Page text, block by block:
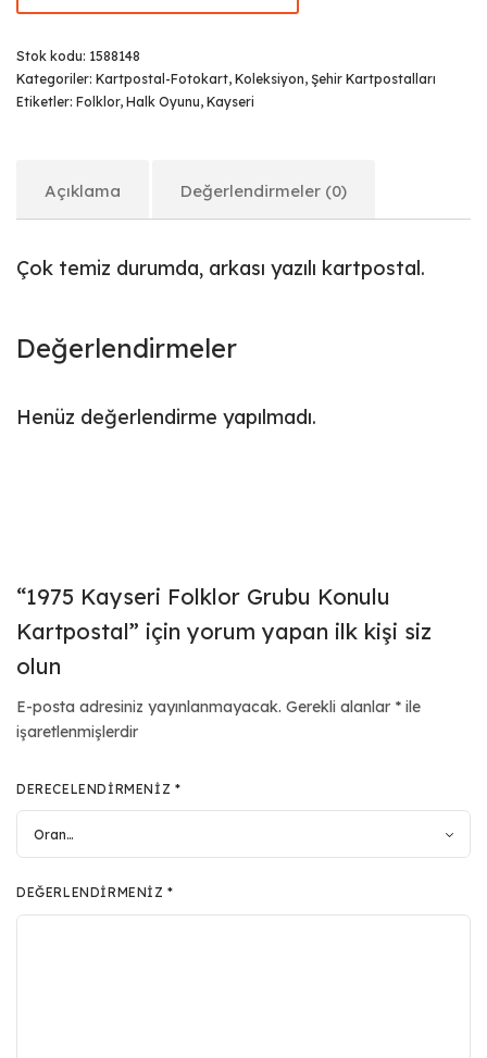
Stok kodu: 1588148
Kategoriler: Kartpostal-Fotokart, Koleksiyon, Şehir Kartpostalları
Etiketler: Folklor, Halk Oyunu, Kayseri
Açıklama Değerlendirmeler (0)
Çok temiz durumda, arkası yazılı kartpostal.
Değerlendirmeler
Henüz değerlendirme yapılmadı.
“1975 Kayseri Folklor Grubu Konulu
Kartpostal” için yorum yapan ilk kişi siz
olun
E-posta adresiniz yayınlanmayacak. Gerekli alanlar * ile
işaretlenmişlerdir
DERECELENDIRMENIZ *
DEĞERLENDIRMENIZ*